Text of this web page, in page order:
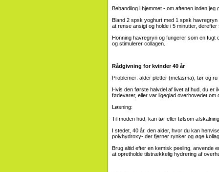
Behandling i hjemmet - om aftenen inden jeg
Bland 2 spsk yoghurt med 1 spsk
at rense ansigt og holde i 5 minutter, derefter
Honning havregryn og fungerer som en
og stimulerer collagen.
Rådgivning for kvinder 40 år
Problemer: alder pletter (melasma), tør og
Hvis den første halvdel af livet af hud, du
fødevarer, eller var ligeglad overhovedet
Løsning:
Til moden hud, kan tør eller følsom
I stedet, 40 år, den alder, hvor du kan
polyhydroxy- der fjerner rynker og øge
Brug altid efter en kemisk peeling, anvende
at opretholde tilstrækkelig hydrering af